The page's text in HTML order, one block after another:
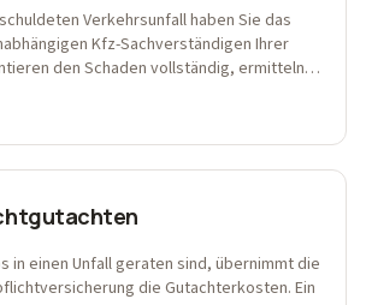
Verkehrsunfall haben Sie das
Kfz-Sachverständigen Ihrer
den Schaden vollständig, ermitteln
und Restwert und sichern damit Ihre
der gegnerischen Versicherung – in
Uetersen und Umgebung.
in einen Unfall geraten sind, übernimmt die
die Gutachterkosten. Ein